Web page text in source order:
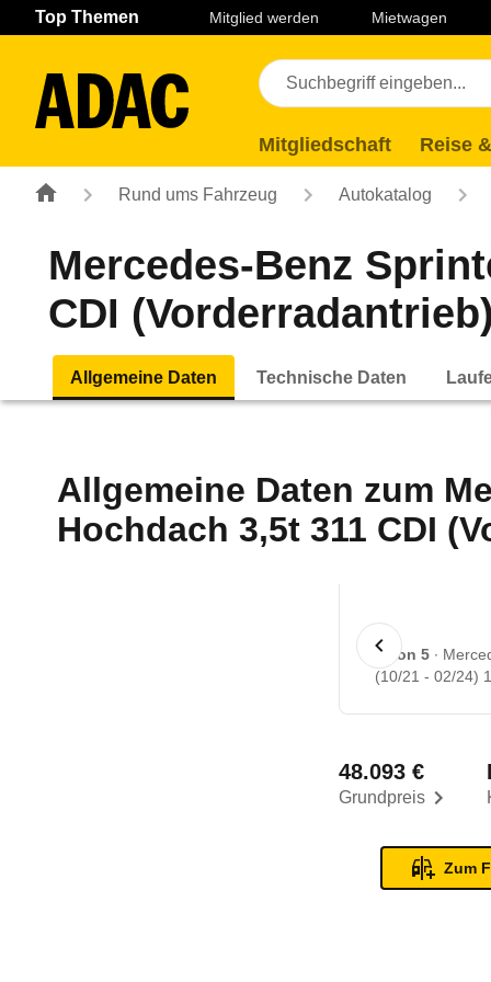
Navigation Seiteninhalt Fußzeile
Top Themen Mitglied werden Mietwagen
Mitgliedschaft Reise
Rund ums Fahrzeug Autokatalog
Mercedes-Benz
CDI
Allgemeine Daten Technische Daten
Allgemeine Daten zum
Hochdach 3,5t 311 CDI
1 von 5
(10/21 - 02/24) 1
Grundpreis
48.093 €
Zum